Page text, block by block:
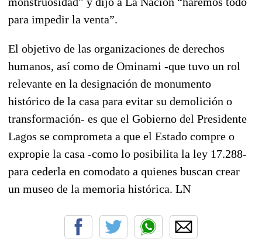
para impedir la venta”.
El objetivo de las organizaciones de derechos
humanos, así como de Ominami -que tuvo un rol
relevante en la designación de monumento
histórico de la casa para evitar su demolición o
transformación- es que el Gobierno del Presidente
Lagos se comprometa a que el Estado compre o
expropie la casa -como lo posibilita la ley 17.288-
para cederla en comodato a quienes buscan crear
un museo de la memoria histórica. LN